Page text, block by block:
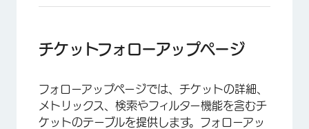
チケットフォローアップページ
フォローアップページでは、チケットの詳細、
メトリックス、検索やフィルター機能を含むチ
ケットのテーブルを提供します。フォローアッ